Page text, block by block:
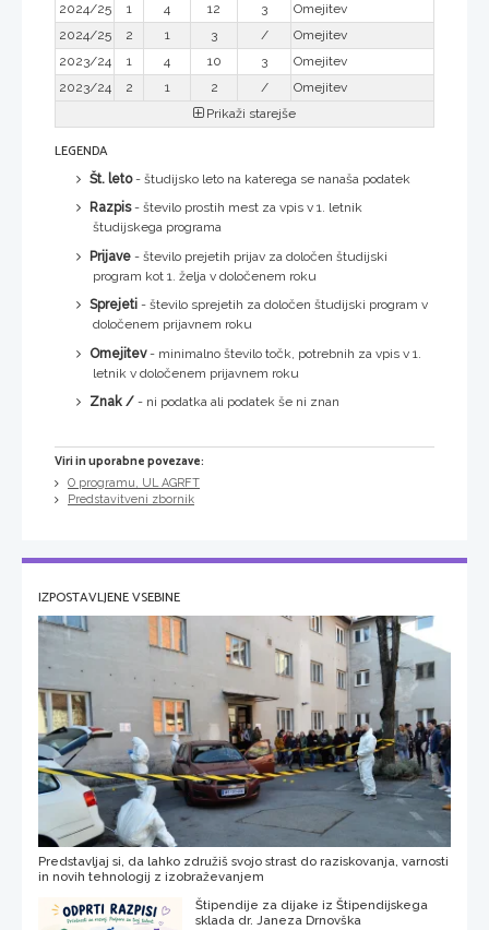
2024/25
1 4 12 3
Omejitev
2024/25
2 1 3 /
Omejitev
2023/24
1 4 10 3
Omejitev
2023/24
2 1 2 /
Omejitev
Prikaži starejše
LEGENDA
Št. leto- študijsko leto na katerega se nanaša podatek
Razpis- število prostih mest za vpis v 1. letnik
študijskega programa
Prijave - število prejetih prijav za določen študijski
program kot 1. želja v določenem roku
Sprejeti - število sprejetih za določen študijski program v
določenem prijavnem roku
Omejitev- minimalno število točk, potrebnih za vpis v 1.
letnik v določenem prijavnem roku
Znak / - ni podatka ali podatek še ni znan
Viri in uporabne povezave:
O programu, UL AGRFT
Predstavitveni zbornik
IZPOSTAVLJENE VSEBINE
Predstavljaj si, da lahko združiš svojo strast do raziskovanja, varnosti
in novih tehnologij z izobraževanjem
Štipendije za dijake iz Štipendijskega
sklada dr. Janeza Drnovška